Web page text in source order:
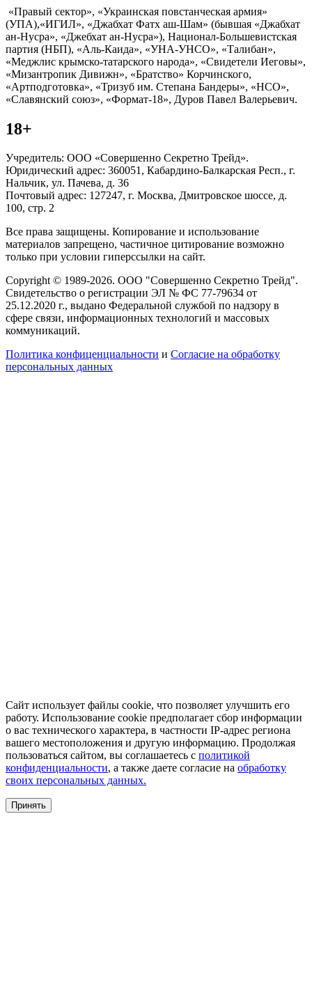
«Правый сектор», «Украинская повстанческая армия»
(УПА),«ИГИЛ», «Джабхат Фатх аш-Шам» (бывшая «Джабхат
ан-Нусра», «Джебхат ан-Нусра»), Национал-Большевистская
партия (НБП), «Аль-Каида», «УНА-УНСО», «Талибан»,
«Меджлис крымско-татарского народа», «Свидетели Иеговы»,
«Мизантропик Дивижн», «Братство» Корчинского,
«Артподготовка», «Тризуб им. Степана Бандеры», «НСО»,
«Славянский союз», «Формат-18», Дуров Павел Валерьевич.
18+
Учредитель: ООО «Совершенно Секретно Трейд».
Юридический адрес: 360051, Кабардино-Балкарская Респ., г.
Нальчик, ул. Пачева, д. 36
Почтовый адрес: 127247, г. Москва, Дмитровское шоссе, д.
100, стр. 2
Все права защищены. Копирование и использование
материалов запрещено, частичное цитирование возможно
только при условии гиперссылки на сайт.
Copyright © 1989-2026. ООО "Совершенно Секретно Трейд".
Свидетельство о регистрации ЭЛ № ФС 77-79634 от
25.12.2020 г., выдано Федеральной службой по надзору в
сфере связи, информационных технологий и массовых
коммуникаций.
Политика конфиценциальности и Согласие на обработку
персональных данных
Сайт использует файлы cookie, что позволяет улучшить его
работу. Использование cookie предполагает сбор информации
о вас технического характера, в частности IP-адрес региона
вашего местоположения и другую информацию. Продолжая
пользоваться сайтом, вы соглашаетесь с политикой
конфиденциальности, а также даете согласие на обработку
своих персональных данных.
Принять